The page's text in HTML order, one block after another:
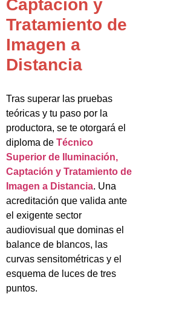
Captación y
Tratamiento de
Imagen a
Distancia
Tras superar las pruebas
teóricas y tu paso por la
productora, se te otorgará el
diploma de Técnico
Superior de Iluminación,
Captación y Tratamiento de
Imagen a Distancia. Una
acreditación que valida ante
el exigente sector
audiovisual que dominas el
balance de blancos, las
curvas sensitométricas y el
esquema de luces de tres
puntos.